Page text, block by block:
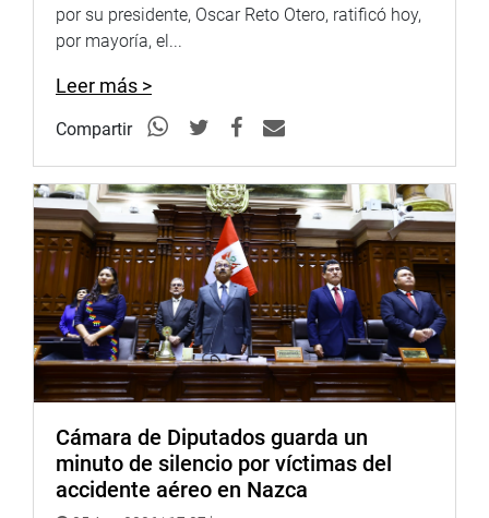
por su presidente, Oscar Reto Otero, ratificó hoy,
por mayoría, el...
Leer más >
Compartir
Cámara de Diputados guarda un
minuto de silencio por víctimas del
accidente aéreo en Nazca